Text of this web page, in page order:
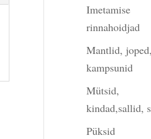
Imetamise
rinnahoidjad
Mantlid, joped,
kampsunid
Mütsid,
kindad,sallid,
Püksid